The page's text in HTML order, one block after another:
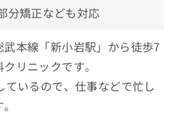
分矯正なども対応
本線「新小岩駅」から徒歩7
リニックです。
いるので、仕事などで忙し